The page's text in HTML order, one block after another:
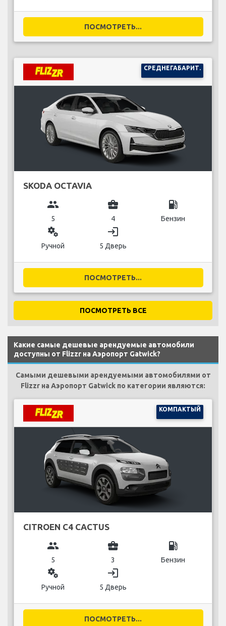
ПОСМОТРЕТЬ...
СРЕДНЕГАБАРИТ.
SKODA OCTAVIA
group
5
business_center
4
local_gas_station
Бензин
miscellaneous_services
Ручной
login
5 Дверь
ПОСМОТРЕТЬ...
ПОСМОТРЕТЬ ВСЕ
Какие самые дешевые арендуемые автомобили
доступны от Flizzr на Аэропорт Gatwick?
Самыми дешевыми арендуемыми автомобилями от
Flizzr на Аэропорт Gatwick по категории являются:
КОМПАКТЫЙ
CITROEN C4 CACTUS
group
5
business_center
3
local_gas_station
Бензин
miscellaneous_services
Ручной
login
5 Дверь
ПОСМОТРЕТЬ...